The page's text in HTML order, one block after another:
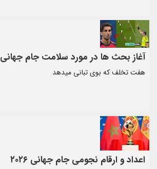
آغاز بحث ها در مورد سلامت جام جهانی
هفت تخلف که بوی تبانی میدهد
اعداد و ارقام نجومی جام جهانی ۲۰۲۶